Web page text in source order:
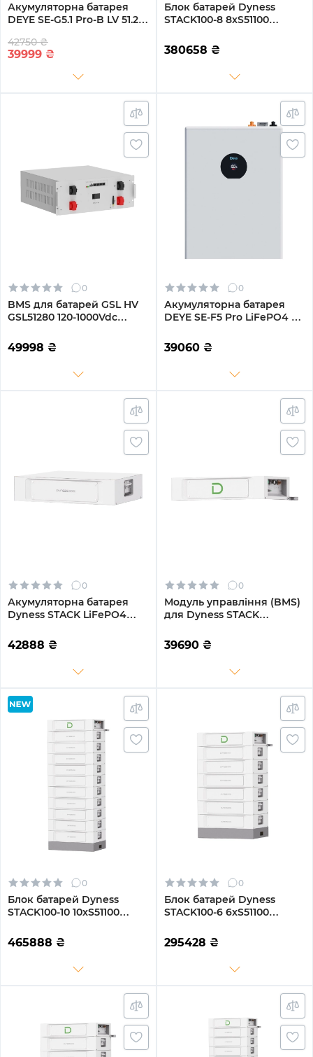
Акумуляторна батарея
DEYE SE-G5.1 Pro-B LV 51.2V
42750 ₴
39999 ₴
Блок батарей Dyness
STACK100-8 8xS51100
LiFePO4 SBDU100
(STACK100-8-40.96kW)
380658 ₴
0
BMS для батарей GSL HV
GSL51280 120-1000Vdc
49998 ₴
0
Акумуляторна батарея
DEYE SE-F5 Pro LiFePO4 LV
Pro-C)
39060 ₴
0
Акумуляторна батарея
Dyness STACK LiFePO4
без BMS (S51100)
42888 ₴
0
Модуль управління (BMS)
для Dyness STACK
39690 ₴
0
Блок батарей Dyness
STACK100-10 10xS51100
SBDU100 (STACK100-10-
51.2kW)
465888 ₴
0
Блок батарей Dyness
STACK100-6 6xS51100
LiFePO4 SBDU100
(STACK100-6-30.72kW)
295428 ₴